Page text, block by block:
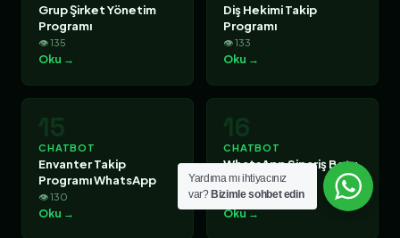
Grup Şirket Yönetim
Programı
👁 135
Oku →
Diş Hekimi Takip
Programı
👁 133
Oku →
15
CHATBOT
Envanter Takip
Programı WhatsApp
👁 130
Oku →
16
CHATBOT
WhatsApp Sipariş Botu
Fiyatları 2026
👁 129
Oku →
Yardıma mı ihtiyacınız
var? Bizimle sohbet edin